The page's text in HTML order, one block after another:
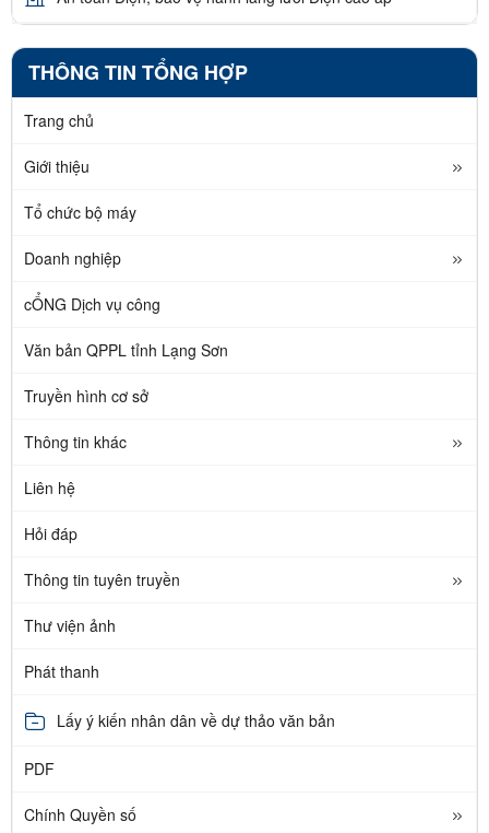
THÔNG TIN TỔNG HỢP
Trang chủ
Giới thiệu
Tổ chức bộ máy
Doanh nghiệp
cỔNG Dịch vụ công
Văn bản QPPL tỉnh Lạng Sơn
Truyền hình cơ sở
Thông tin khác
Liên hệ
Hỏi đáp
Thông tin tuyên truyền
Thư viện ảnh
Phát thanh
Lấy ý kiến nhân dân về dự thảo văn bản
PDF
Chính Quyền số